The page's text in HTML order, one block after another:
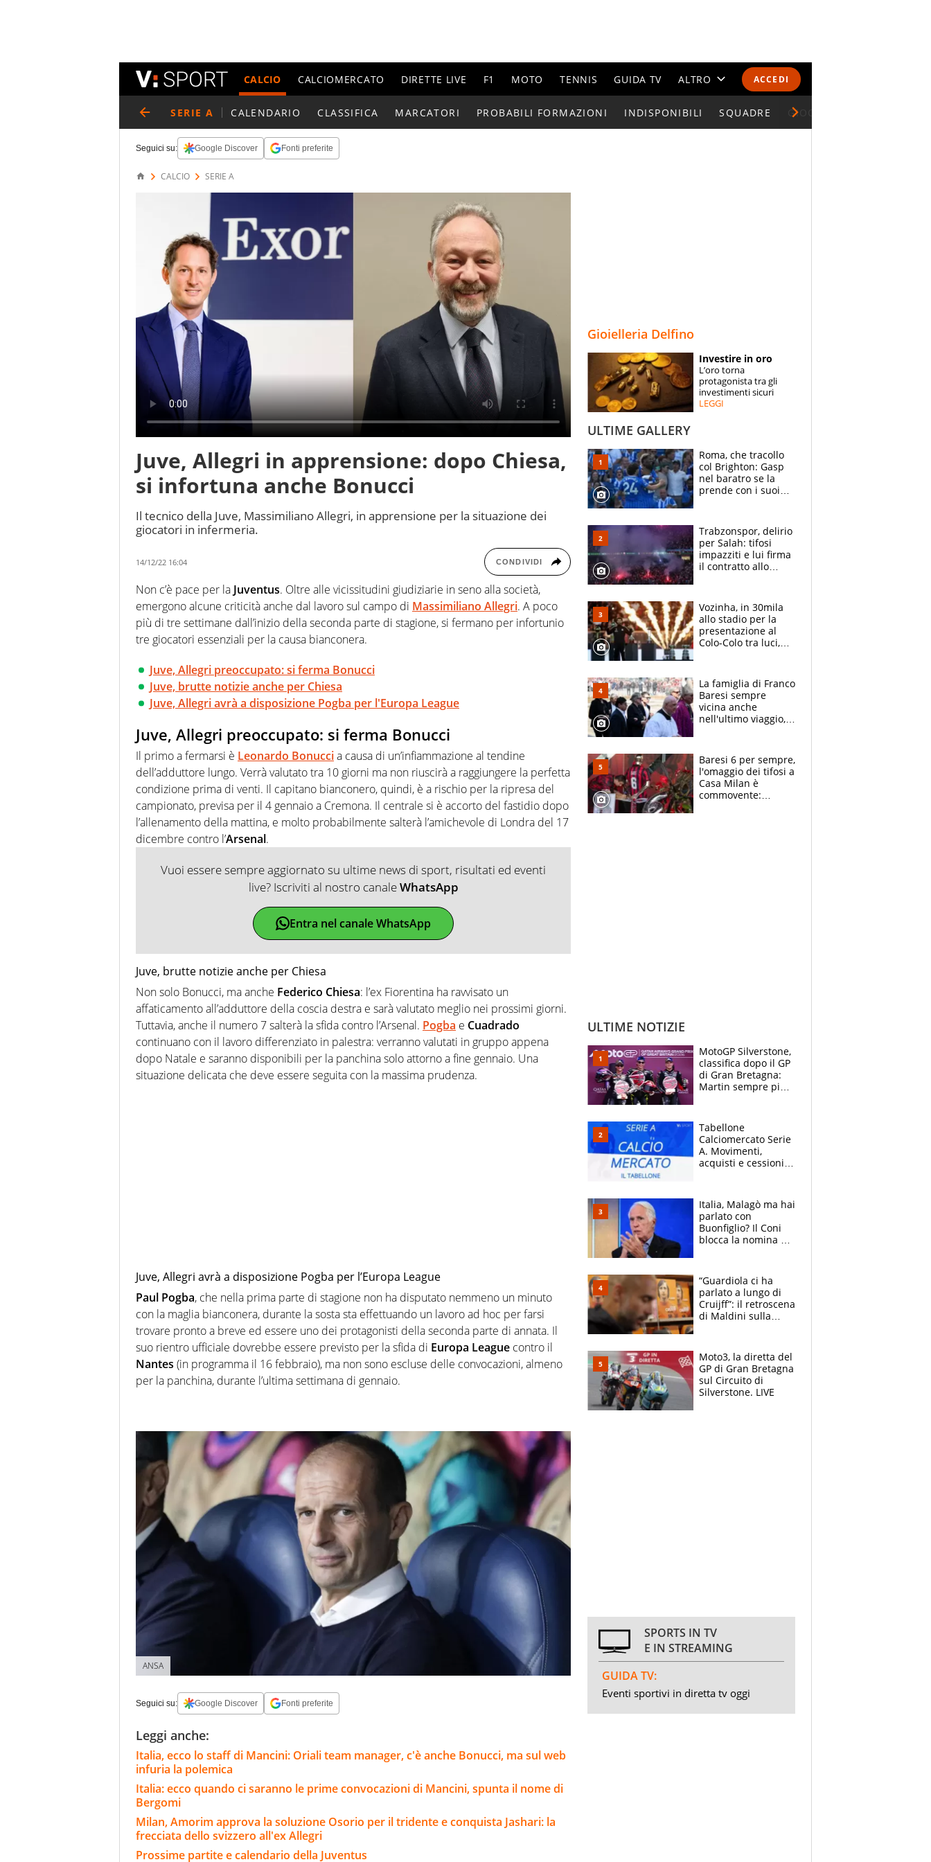
ACCEDI
CALCIO CALCIOMERCATO DIRETTE LIVE F1 MOTO TENNIS GUIDA TV ALTRO
CALENDARI E CLASSIFICHE
ESPERTI
CONTATTI
SERIE A CALENDARIO CLASSIFICA MARCATORI PROBABILI FORMAZIONI INDISPONIBILI SQUADRE GIOCATORI SERIE A
Seguici su: Google Discover Fonti preferite
CALCIO SERIE A
Juve, Allegri in apprensione: dopo Chiesa,
si infortuna anche Bonucci
Il tecnico della Juve, Massimiliano Allegri, in apprensione per la situazione dei
giocatori in infermeria.
14/12/22 16:04 CONDIVIDI
Non c’è pace per la Juventus. Oltre alle vicissitudini giudiziarie in seno alla società,
emergono alcune criticità anche dal lavoro sul campo di Massimiliano Allegri. A poco
più di tre settimane dall’inizio della seconda parte di stagione, si fermano per infortunio
tre giocatori essenziali per la causa bianconera.
Juve, Allegri preoccupato: si ferma Bonucci
Juve, brutte notizie anche per Chiesa
Juve, Allegri avrà a disposizione Pogba per l'Europa League
Juve, Allegri preoccupato: si ferma Bonucci
Il primo a fermarsi è Leonardo Bonuccia causa di un’infiammazione al tendine
dell’adduttore lungo. Verrà valutato tra 10 giorni ma non riuscirà a raggiungere la perfetta
condizione prima di venti. Il capitano bianconero, quindi, è a rischio per la ripresa del
campionato, previsa per il 4 gennaio a Cremona. Il centrale si è accorto del fastidio dopo
l’allenamento della mattina, e molto probabilmente salterà l’amichevole di Londra del 17
dicembre contro l’Arsenal.
Vuoi essere sempre aggiornato su ultime news di sport, risultati ed eventi
live? Iscriviti al nostro canaleWhatsApp
Entra nel canale WhatsApp
Juve, brutte notizie anche per Chiesa
Non solo Bonucci, ma anche Federico Chiesa: l’ex Fiorentina ha ravvisato un
affaticamento all’adduttore della coscia destra e sarà valutato meglio nei prossimi giorni.
Tuttavia, anche il numero 7 salterà la sfida contro l’Arsenal. Pogba e Cuadrado
continuano con il lavoro differenziato in palestra: verranno valutati in gruppo appena
dopo Natale e saranno disponibili per la panchina solo attorno a fine gennaio. Una
situazione delicata che deve essere seguita con la massima prudenza.
Juve, Allegri avrà a disposizione Pogba per l’Europa League
Paul Pogba, che nella prima parte di stagione non ha disputato nemmeno un minuto
con la maglia bianconera, durante la sosta sta effettuando un lavoro ad hoc per farsi
trovare pronto a breve ed essere uno dei protagonisti della seconda parte di annata. Il
suo rientro ufficiale dovrebbe essere previsto per la sfida di Europa League contro il
Nantes (in programma il 16 febbraio), ma non sono escluse delle convocazioni, almeno
per la panchina, durante l’ultima settimana di gennaio.
ANSA
Seguici su: Google Discover Fonti preferite
Leggi anche:
Italia, ecco lo staff di Mancini: Oriali team manager, c'è anche Bonucci, ma sul web
infuria la polemica
Italia: ecco quando ci saranno le prime convocazioni di Mancini, spunta il nome di
Bergomi
Milan, Amorim approva la soluzione Osorio per il tridente e conquista Jashari: la
frecciata dello svizzero all'ex Allegri
Prossime partite e calendario della Juventus
Gioielleria Delfino
Investire in oro
L’oro torna
protagonista tra gli
investimenti sicuri
LEGGI
ULTIME GALLERY
Roma, che tracollo
col Brighton: Gasp
nel baratro se la
prende con i suoi
Trabzonspor, delirio
per Salah: tifosi
impazziti e lui firma
il contratto allo
Vozinha, in 30mila
allo stadio per la
presentazione al
Colo-Colo tra luci,
La famiglia di Franco
Baresi sempre
vicina anche
nell'ultimo viaggio,
circondati
dall'affetto dei tifosi
Baresi 6 per sempre,
l'omaggio dei tifosi a
Casa Milan è
commovente:
ULTIME NOTIZIE
MotoGP Silverstone,
classifica dopo il GP
di Gran Bretagna:
Martin sempre più
Tabellone
Calciomercato Serie
A. Movimenti,
acquisti e cessioni:
Italia, Malagò ma hai
parlato con
Buonfiglio? Il Coni
blocca la nomina di
“Guardiola ci ha
parlato a lungo di
Cruijff”: il retroscena
di Maldini sulla
Moto3, la diretta del
GP di Gran Bretagna
sul Circuito di
Silverstone. LIVE
SPORTS IN TV
E IN STREAMING
GUIDA TV:
Eventi sportivi in diretta tv oggi